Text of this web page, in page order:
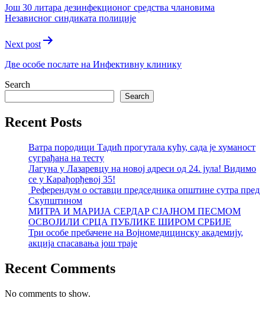
Још 30 литара дезинфекционог средства члановима
Независног синдиката полиције
Next post
Две особе послате на Инфективну клинику
Search
Search
Recent Posts
Ватра породици Тадић прогутала кућу, сада је хуманост
суграђана на тесту
Лагуна у Лазаревцу на новој адреси од 24. јула! Видимо
се у Карађорђевој 35!
Референдум о оставци председника општине сутра пред
Скупштином
МИТРА И МАРИЈА СЕРДАР СЈАЈНОМ ПЕСМОМ
ОСВОЈИЛИ СРЦА ПУБЛИКЕ ШИРОМ СРБИЈЕ
Три особе пребачене на Војномедицинску академију,
акција спасавања још траје
Recent Comments
No comments to show.